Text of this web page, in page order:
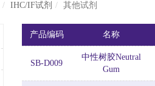
IHC/IF试剂 其他试剂
产品编码 名称
SB-D009
中性树胶Neutral
Gum